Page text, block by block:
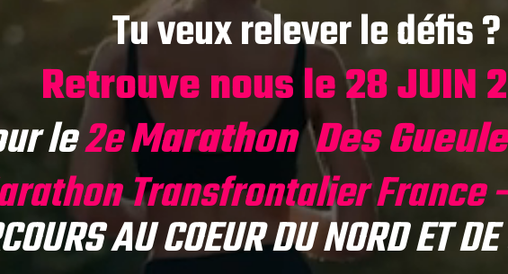
Tu veux relever le défis ?
Retrouve nous le 28 JUIN
le2eMarathon Des
Transfrontalier France
AU COEUR DU NORD ET